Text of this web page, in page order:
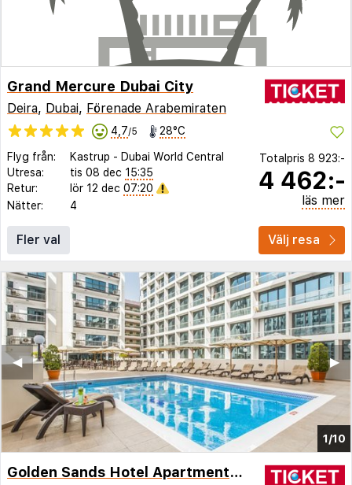
Grand Mercure Dubai City
Deira, Dubai, Förenade Arabemiraten
4,7/5 28°C
Flyg från: Kastrup - Dubai World Central
Utresa:
tis 08 dec 15:35
Retur:
lör 12 dec 07:20
Nätter:
4
Totalpris 8 923:-
4 462:-
läs mer
Fler val Välj resa
1/10
▶︎
◀︎
Golden Sands Hotel Apartments 5